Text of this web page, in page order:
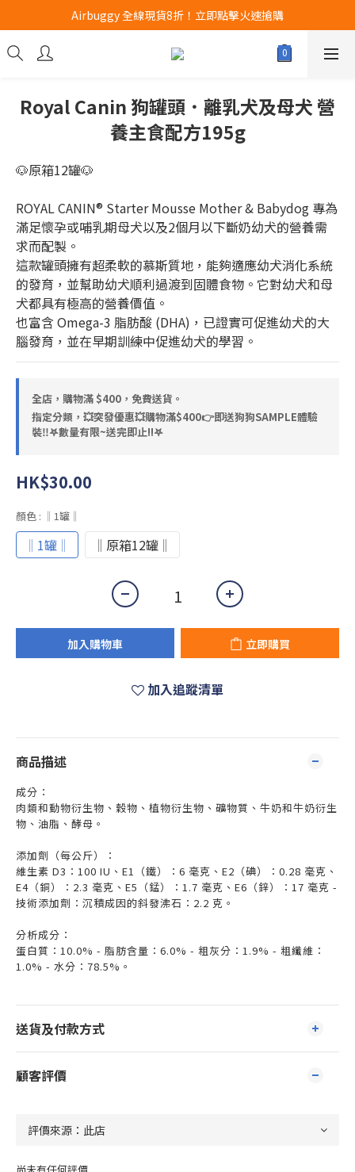
Airbuggy 全線現貨8折！立即點擊火速搶購
Airbuggy 全線現貨8折！立即點擊火速搶購
CURLI瑞士狗帶全款式3折！立即按下搶購
Airbuggy 全線現貨8折！立即點擊火速搶購
Royal Canin 狗罐頭．離乳犬及母犬 營
養主食配方195g
🐶原箱12罐🐶
ROYAL CANIN® Starter Mousse Mother & Babydog 專為
滿足懷孕或哺乳期母犬以及2個月以下斷奶幼犬的營養需
求而配製。
這款罐頭擁有超柔軟的慕斯質地，能夠適應幼犬消化系統
的發育，並幫助幼犬順利過渡到固體食物。它對幼犬和母
犬都具有極高的營養價值。
也富含 Omega-3 脂肪酸 (DHA)，已證實可促進幼犬的大
腦發育，並在早期訓練中促進幼犬的學習。
全店，購物滿 $400，免費送貨。
指定分類，💥突發優惠💥購物滿$400👉即送狗狗SAMPLE體驗
裝‼️𖤐數量有限~送完即止!!𖤐
HK$30.00
顏色 : ‖1罐‖
‖1罐‖ ‖原箱12罐‖
加入購物車 立即購買
加入追蹤清單
商品描述
成分：
肉類和動物衍生物、穀物、植物衍生物、礦物質、牛奶和牛奶衍生
物、油脂、酵母。
添加劑（每公斤）：
維生素 D3：100 IU、E1（鐵）：6 毫克、E2（碘）：0.28 毫克、
E4（銅）：2.3 毫克、E5（錳）：1.7 毫克、E6（鋅）：17 毫克 -
技術添加劑：沉積成因的斜發沸石：2.2 克。
分析成分：
蛋白質：10.0% - 脂肪含量：6.0% - 粗灰分：1.9% - 粗纖維：
1.0% - 水分：78.5%。
送貨及付款方式
顧客評價